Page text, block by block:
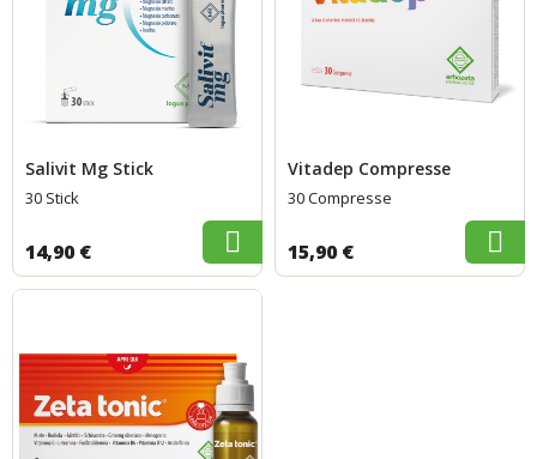
Salivit Mg Stick
30 Stick
14,90 €
Vitadep Compresse
30 Compresse
15,90 €